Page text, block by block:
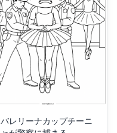
バレリーナカップチーニ